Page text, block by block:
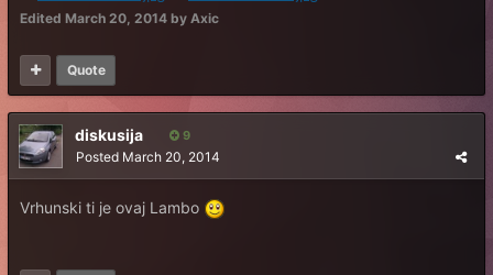
Edited March 20, 2014 by Axic
Quote
diskusija 9
Posted March 20, 2014
Vrhunski ti je ovaj Lambo